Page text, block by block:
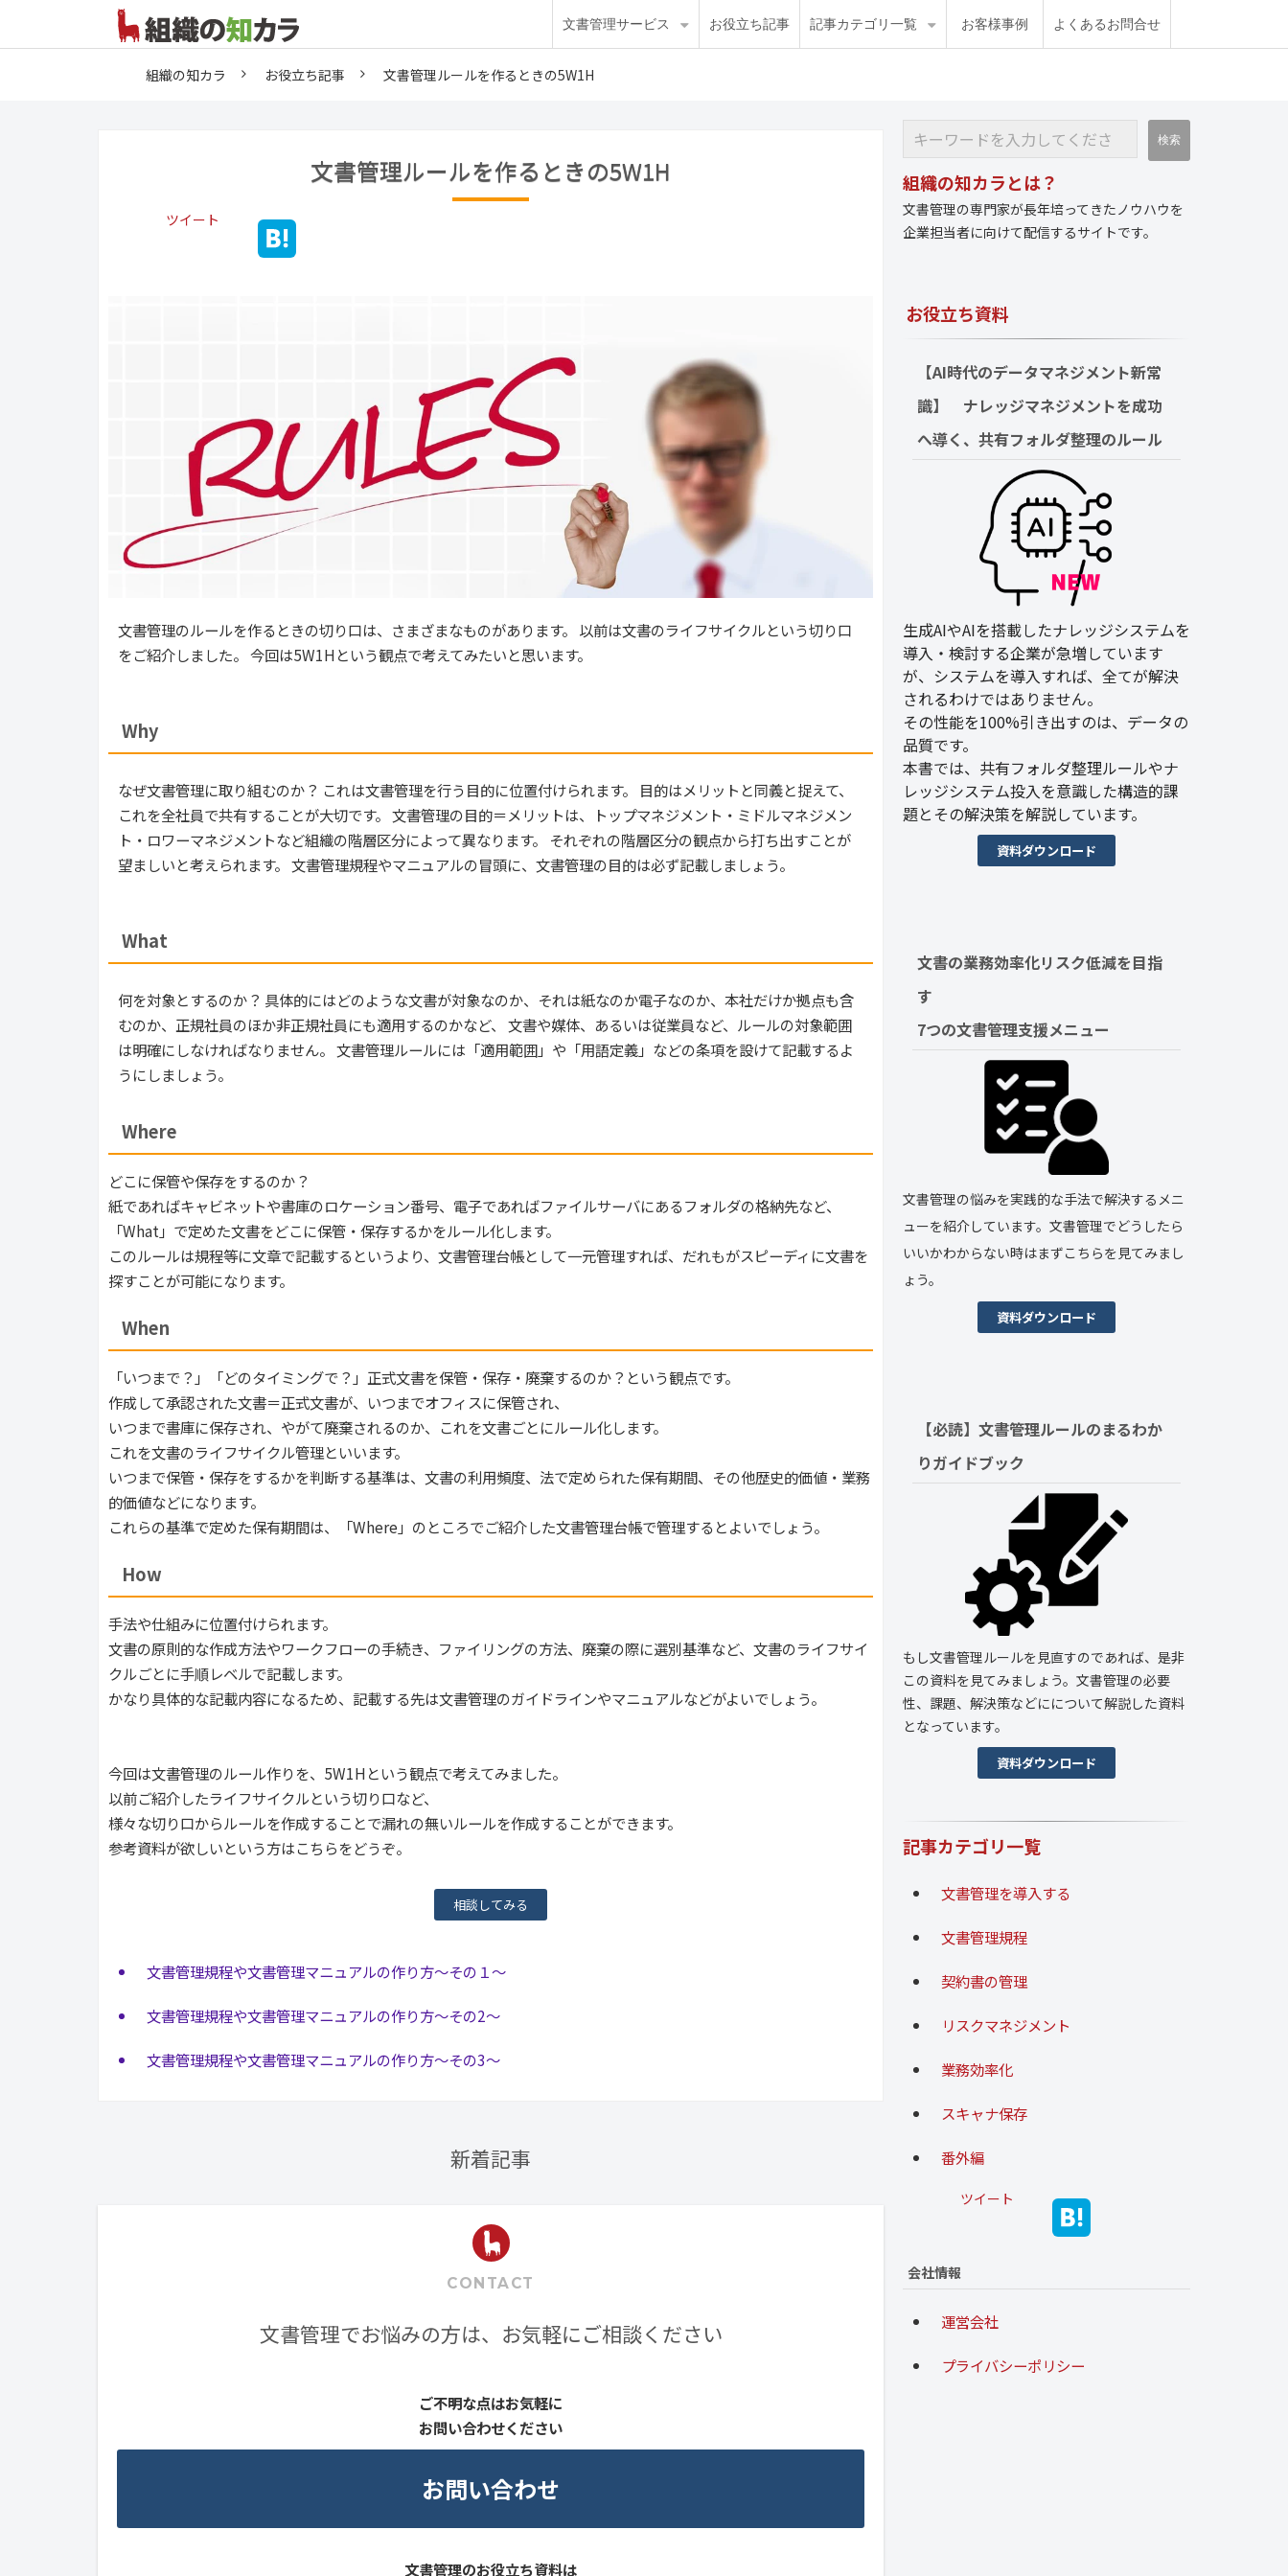
文書管理サービス お役立ち記事 記事カテゴリ一覧 お客様事例 よくあるお問合せ
組織の知カラ お役立ち記事 文書管理ルールを作るときの5W1H
文書管理ルールを作るときの5W1H
ツイート
文書管理のルールを作るときの切り口は、さまざまなものがあります。 以前は文書のライフサイクルという切り口
をご紹介しました。 今回は5W1Hという観点で考えてみたいと思います。
Why
なぜ文書管理に取り組むのか？ これは文書管理を行う目的に位置付けられます。 目的はメリットと同義と捉えて、
これを全社員で共有することが大切です。 文書管理の目的＝メリットは、トップマネジメント・ミドルマネジメン
ト・ロワーマネジメントなど組織の階層区分によって異なります。 それぞれの階層区分の観点から打ち出すことが
望ましいと考えられます。 文書管理規程やマニュアルの冒頭に、文書管理の目的は必ず記載しましょう。
What
何を対象とするのか？ 具体的にはどのような文書が対象なのか、それは紙なのか電子なのか、本社だけか拠点も含
むのか、正規社員のほか非正規社員にも適用するのかなど、 文書や媒体、あるいは従業員など、ルールの対象範囲
は明確にしなければなりません。 文書管理ルールには「適用範囲」や「用語定義」などの条項を設けて記載するよ
うにしましょう。
Where
どこに保管や保存をするのか？
紙であればキャビネットや書庫のロケーション番号、電子であればファイルサーバにあるフォルダの格納先など、
「What」で定めた文書をどこに保管・保存するかをルール化します。
このルールは規程等に文章で記載するというより、文書管理台帳として一元管理すれば、だれもがスピーディに文書を
探すことが可能になります。
When
「いつまで？」「どのタイミングで？」正式文書を保管・保存・廃棄するのか？という観点です。
作成して承認された文書＝正式文書が、いつまでオフィスに保管され、
いつまで書庫に保存され、やがて廃棄されるのか、これを文書ごとにルール化します。
これを文書のライフサイクル管理といいます。
いつまで保管・保存をするかを判断する基準は、文書の利用頻度、法で定められた保有期間、その他歴史的価値・業務
的価値などになります。
これらの基準で定めた保有期間は、「Where」のところでご紹介した文書管理台帳で管理するとよいでしょう。
How
手法や仕組みに位置付けられます。
文書の原則的な作成方法やワークフローの手続き、ファイリングの方法、廃棄の際に選別基準など、文書のライフサイ
クルごとに手順レベルで記載します。
かなり具体的な記載内容になるため、記載する先は文書管理のガイドラインやマニュアルなどがよいでしょう。
今回は文書管理のルール作りを、5W1Hという観点で考えてみました。
以前ご紹介したライフサイクルという切り口など、
様々な切り口からルールを作成することで漏れの無いルールを作成することができます。
参考資料が欲しいという方はこちらをどうぞ。
相談してみる
文書管理規程や文書管理マニュアルの作り方～その１～
文書管理規程や文書管理マニュアルの作り方～その2～
文書管理規程や文書管理マニュアルの作り方～その3～
新着記事
CONTACT
文書管理でお悩みの方は、お気軽にご相談ください
ご不明な点はお気軽に
お問い合わせください
お問い合わせ
文書管理のお役立ち資料は
組織の知カラとは？
文書管理の専門家が長年培ってきたノウハウを
企業担当者に向けて配信するサイトです。
お役立ち資料
【AI時代のデータマネジメント新常
識】　ナレッジマネジメントを成功
へ導く、共有フォルダ整理のルール
生成AIやAIを搭載したナレッジシステムを
導入・検討する企業が急増しています
が、システムを導入すれば、全てが解決
されるわけではありません。
その性能を100%引き出すのは、データの
品質です。
本書では、共有フォルダ整理ルールやナ
レッジシステム投入を意識した構造的課
題とその解決策を解説しています。
資料ダウンロード
文書の業務効率化リスク低減を目指
す
7つの文書管理支援メニュー
文書管理の悩みを実践的な手法で解決するメニ
ューを紹介しています。文書管理でどうしたら
いいかわからない時はまずこちらを見てみまし
ょう。
資料ダウンロード
【必読】文書管理ルールのまるわか
りガイドブック
もし文書管理ルールを見直すのであれば、是非
この資料を見てみましょう。文書管理の必要
性、課題、解決策などにについて解説した資料
となっています。
資料ダウンロード
記事カテゴリ一覧
文書管理を導入する
文書管理規程
契約書の管理
リスクマネジメント
業務効率化
スキャナ保存
番外編
ツイート
会社情報
運営会社
プライバシーポリシー